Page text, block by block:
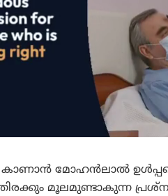
മോഹൻലാൽ
മൂലമുണ്ടാകുന്ന